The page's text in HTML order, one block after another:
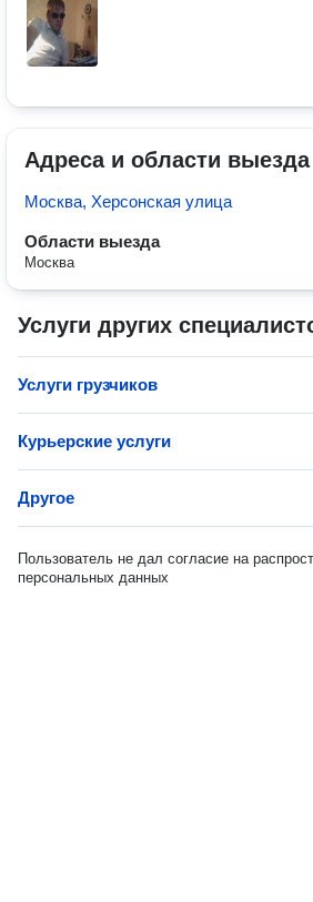
Адреса и области выезда
Москва, Херсонская улица
Области выезда
Москва
Услуги других
Услуги грузчиков
Курьерские услуги
Другое
Пользователь не дал согласие на
персональных данных